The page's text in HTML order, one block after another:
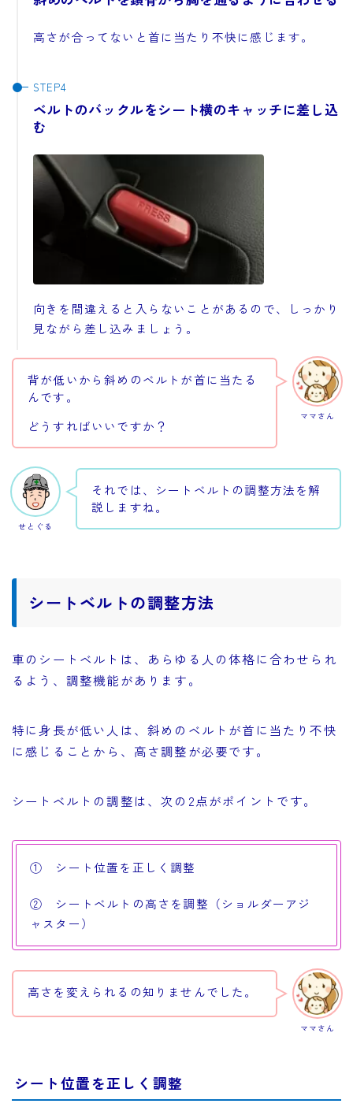
高さが合ってないと首に当たり不快に感じます。
ベルトのバックルをシート横のキャッチに差し込
む
向きを間違えると入らないことがあるので、しっかり
見ながら差し込みましょう。
ママさん
背が低いから斜めのベルトが首に当たる
んです。
どうすればいいですか？
せとぐる
それでは、シートベルトの調整方法を解
説しますね。
シートベルトの調整方法
車のシートベルトは、あらゆる人の体格に合わせられ
るよう、調整機能があります。
特に身長が低い人は、斜めのベルトが首に当たり不快
に感じることから、高さ調整が必要です。
シートベルトの調整は、次の2点がポイントです。
① シート位置を正しく調整
② シートベルトの高さを調整（ショルダーアジ
ャスター）
ママさん
高さを変えられるの知りませんでした。
シート位置を正しく調整